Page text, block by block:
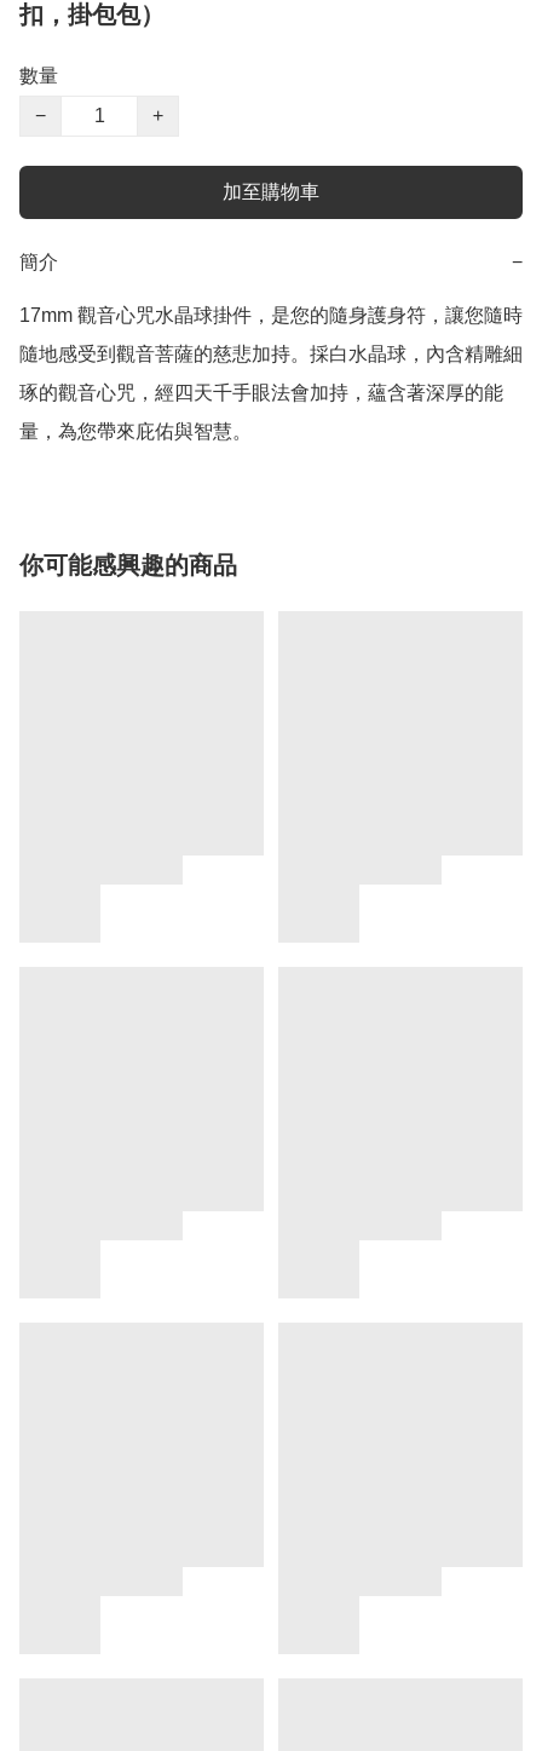
扣，掛包包）
數量
−
+
加至購物車
簡介 −
17mm 觀音心咒水晶球掛件，是您的隨身護身符，讓您隨時
隨地感受到觀音菩薩的慈悲加持。採白水晶球，內含精雕細
琢的觀音心咒，經四天千手眼法會加持，蘊含著深厚的能
你可能感興趣的商品